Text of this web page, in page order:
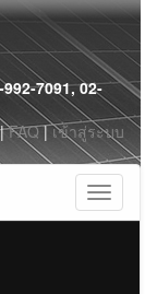
7091, 02-
FAQ|เข้าสู่ระบบ
Toggle